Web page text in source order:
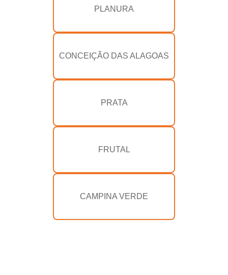
PLANURA
CONCEIÇÃO DAS ALAGOAS
PRATA
FRUTAL
CAMPINA VERDE